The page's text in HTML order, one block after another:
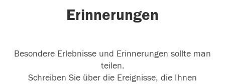
Erinnerungen
Besondere Erlebnisse und Erinnerungen sollte man
teilen.
Schreiben Sie über die Ereignisse, die Ihnen